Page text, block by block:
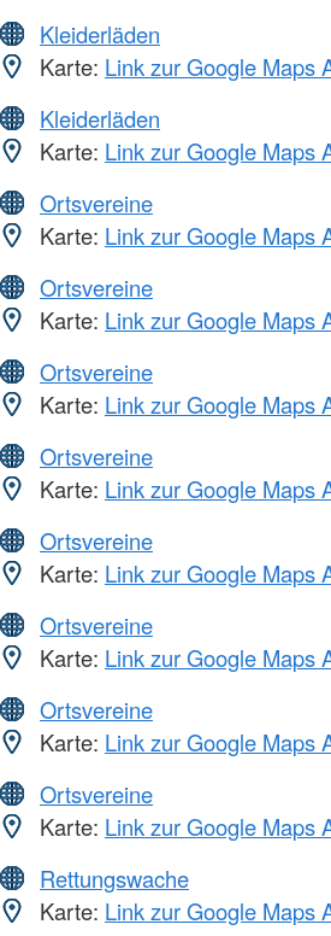
Kleiderläden
Karte: Link zur Google Maps
Kleiderläden
Karte: Link zur Google Maps
Ortsvereine
Karte: Link zur Google Maps
Ortsvereine
Karte: Link zur Google Maps
Ortsvereine
Karte: Link zur Google Maps
Ortsvereine
Karte: Link zur Google Maps
Ortsvereine
Karte: Link zur Google Maps
Ortsvereine
Karte: Link zur Google Maps
Ortsvereine
Karte: Link zur Google Maps
Ortsvereine
Karte: Link zur Google Maps
Rettungswache
Karte: Link zur Google Maps